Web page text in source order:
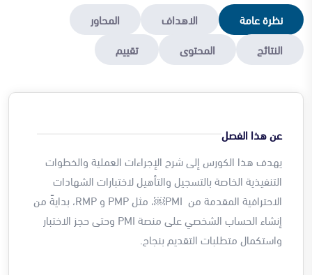
نظرة عامة الاهداف
المحاور
النتائج
المحتوى تقييم
عن هذا الفصل
يهدف هذا الكورس إلى شرح الإجراءات العملية والخطوات
التنفيذية الخاصة بالتسجيل والتأهيل لاختبارات الشهادات
الاحترافية المقدمة من PMI⁠￼، مثل PMP و RMP، بدايةً من
إنشاء الحساب الشخصي على منصة PMI وحتى حجز الاختبار
واستكمال متطلبات التقديم بنجاح.